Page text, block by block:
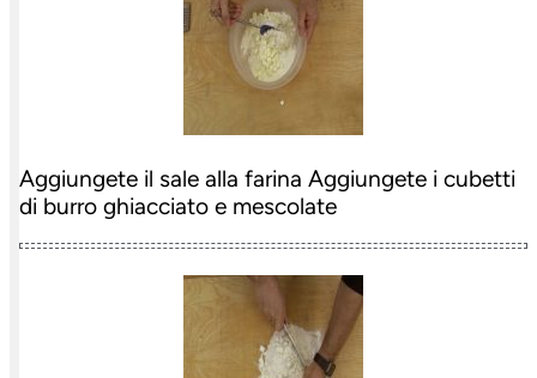
Aggiungete il sale alla farina Aggiungete i cubetti
di burro ghiacciato e mescolate